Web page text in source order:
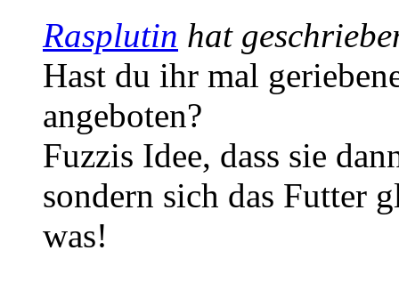
Rasplutin hat
Hast du ihr mal
angeboten?
Fuzzis Idee, dass sie
sondern sich das Futter
was!